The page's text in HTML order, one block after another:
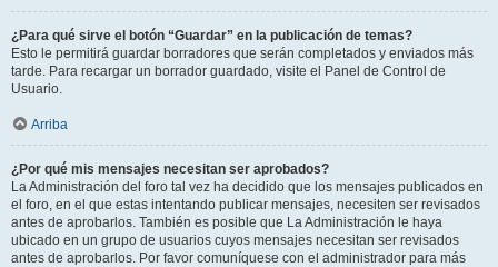
¿Para qué sirve el botón “Guardar” en la publicación de temas?
Esto le permitirá guardar borradores que serán completados y enviados más
tarde. Para recargar un borrador guardado, visite el Panel de Control de
Usuario.
Arriba
¿Por qué mis mensajes necesitan ser aprobados?
La Administración del foro tal vez ha decidido que los mensajes publicados en
el foro, en el que estas intentando publicar mensajes, necesiten ser revisados
antes de aprobarlos. También es posible que La Administración le haya
ubicado en un grupo de usuarios cuyos mensajes necesitan ser revisados
antes de aprobarlos. Por favor comuníquese con el administrador para más